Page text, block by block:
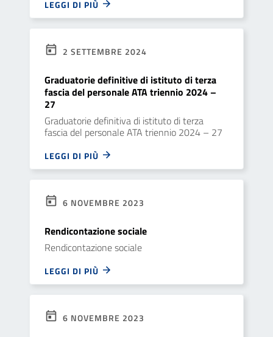
LEGGI DI PIÙ
2 SETTEMBRE 2024
Graduatorie definitive di istituto di terza
fascia del personale ATA triennio 2024 –
27
Graduatorie definitiva di istituto di terza
fascia del personale ATA triennio 2024 – 27
LEGGI DI PIÙ
6 NOVEMBRE 2023
Rendicontazione sociale
Rendicontazione sociale
LEGGI DI PIÙ
6 NOVEMBRE 2023